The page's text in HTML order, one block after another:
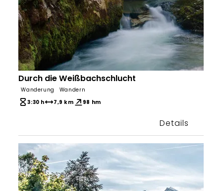
Durch die Weißbachschlucht
Wanderung
Wandern
3:30 h
7,9 km 98 hm
Details